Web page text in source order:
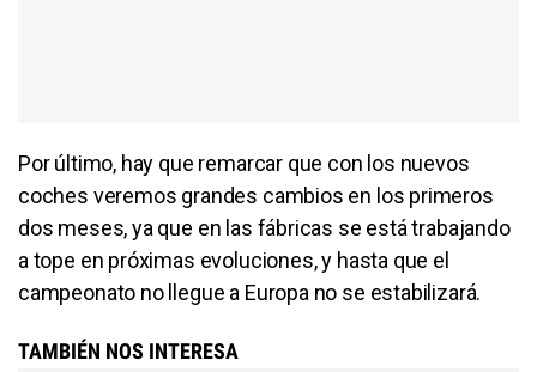
Por último, hay que remarcar que con los nuevos
coches veremos grandes cambios en los primeros
dos meses, ya que en las fábricas se está trabajando
a tope en próximas evoluciones, y hasta que el
campeonato no llegue a Europa no se estabilizará.
TAMBIÉN NOS INTERESA